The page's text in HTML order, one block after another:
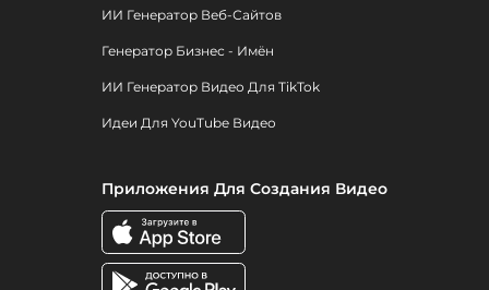
ИИ Генератор Веб-Сайтов
Генератор Бизнес - Имён
ИИ Генератор Видео Для TikTok
Идеи Для YouTube Видео
Приложения Для Создания Видео